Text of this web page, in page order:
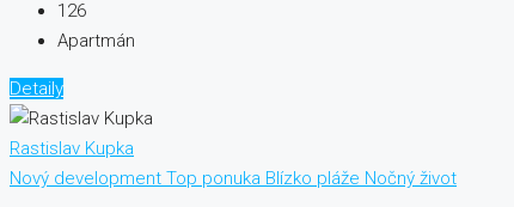
126
Apartmán
Detaily
Rastislav Kupka
Nový development Top ponuka Blízko pláže Nočný život